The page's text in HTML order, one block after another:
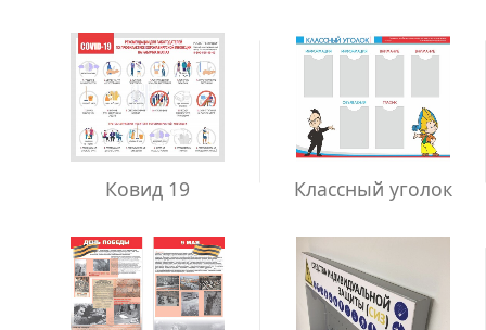
Ковид 19 Классный уголок